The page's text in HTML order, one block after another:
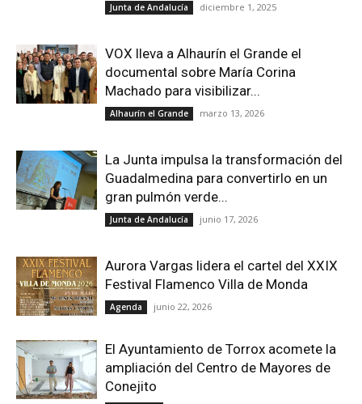
Junta de Andalucía diciembre 1, 2025
VOX lleva a Alhaurín el Grande el
documental sobre María Corina
Machado para visibilizar...
Alhaurín el Grande marzo 13, 2026
La Junta impulsa la transformación del
Guadalmedina para convertirlo en un
gran pulmón verde...
Junta de Andalucía junio 17, 2026
Aurora Vargas lidera el cartel del XXIX
Festival Flamenco Villa de Monda
Agenda junio 22, 2026
El Ayuntamiento de Torrox acomete la
ampliación del Centro de Mayores de
Conejito